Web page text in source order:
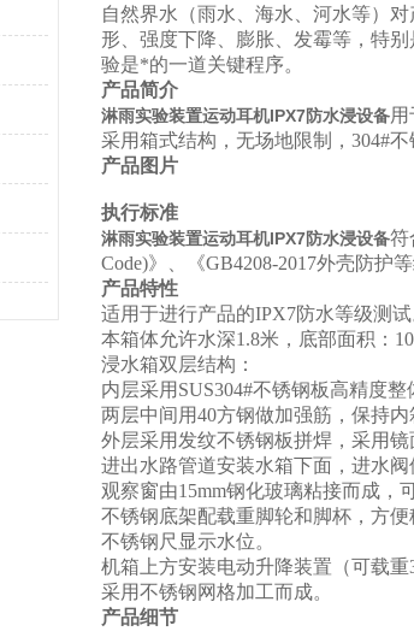
自然界水（雨水、海水、河水等）
形、强度下降、膨胀、发霉等，特
验是*的一道关键程序。
产品简介
淋雨实验装置运动耳机IPX7防水浸设备
采用箱式结构，无场地限制，304#不
产品图片
执行标准
淋雨实验装置运动耳机IPX7防水浸设备符
Code)》、《GB4208-2017外壳防护
产品特性
适用于进行产品的IPX7防水等级测试
本箱体允许水深1.8米，底部面积：
浸水箱双层结构：
内层采用SUS304#不锈钢板高精度
两层中间用40方钢做加强筋，保持内
外层采用发纹不锈钢板拼焊，采用
进出水路管道安装水箱下面，进水阀
观察窗由15mm钢化玻璃粘接而成，
不锈钢底架配载重脚轮和脚杯，方便
不锈钢尺显示水位。
机箱上方安装电动升降装置（可载
采用不锈钢网格加工而成。
产品细节